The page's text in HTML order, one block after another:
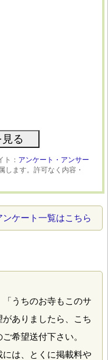
ト： アンケート・アンサー
します。許可なく内容・
ケート一覧はこちら
「うちのお寺もこのサ
ありましたら、こち
希望送付下さい。
は、とくに掲載料や